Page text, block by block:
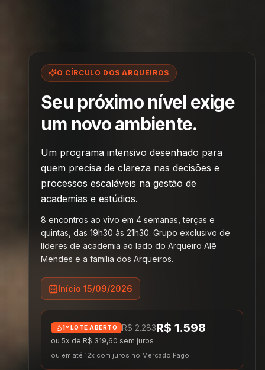
O CÍRCULO DOS ARQUEIROS
Seu próximo nível exige
um novo ambiente.
Um programa intensivo desenhado para
quem precisa de clareza nas decisões e
processos escaláveis na gestão de
academias e estúdios.
8 encontros ao vivo em 4 semanas, terças e
quintas, das 19h30 às 21h30. Grupo exclusivo de
líderes de academia ao lado do Arqueiro Alê
Mendes e a família dos Arqueiros.
Início 15/09/2026
1º LOTE ABERTO R$ 2.283R$ 1.598
ou 5x de R$ 319,60 sem juros
ou em até 12x com juros no Mercado Pago